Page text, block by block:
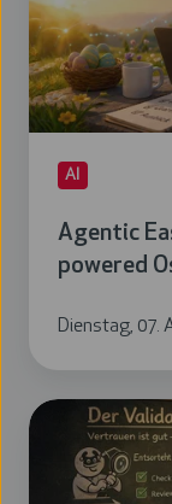
Der
AI-
powered
Osterhase
AI
Agentic
powered
Dienstag, 07.
Agentic
Easter: